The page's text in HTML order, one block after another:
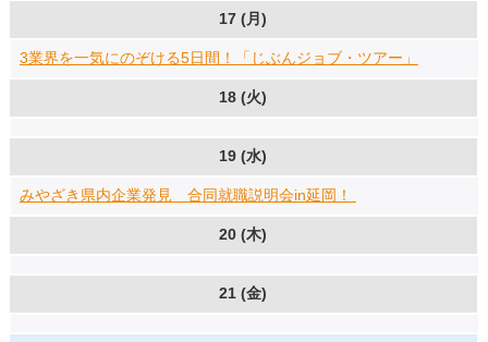
17 (月)
3業界を一気にのぞける5日間！「じぶんジョブ・ツアー」
18 (火)
19 (水)
みやざき県内企業発見 合同就職説明会in延岡！
20 (木)
21 (金)